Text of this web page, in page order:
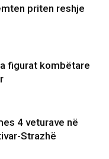
priten reshje
figurat kombëtare
4 veturave në
Strazhë